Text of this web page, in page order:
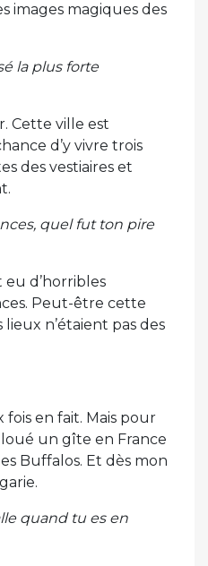
images magiques des
la plus forte
Cette ville est
d’y vivre trois
des vestiaires et
quel fut ton pire
eu d’horribles
Peut-être cette
n’étaient pas des
fois en fait. Mais pour
un gîte en France
Buffalos. Et dès mon
quand tu es en